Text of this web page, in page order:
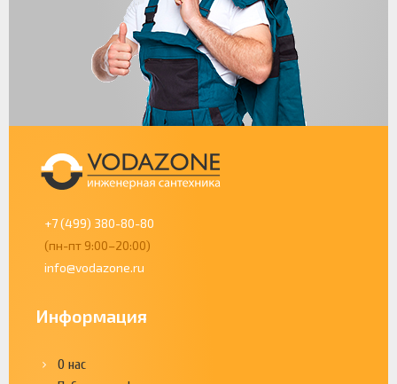
+7 (499) 380-80-80
(пн-пт 9:00–20:00)
info@vodazone.ru
Информация
О нас